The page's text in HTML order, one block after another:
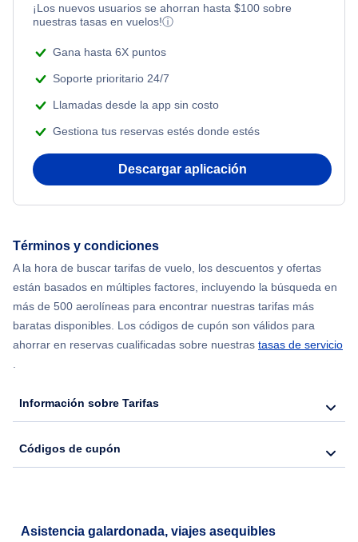
Flights Under $99
Flights Under $199
¡Los nuevos usuarios se ahorran hasta $100 sobre
nuestras tasas en vuelos!ⓘ
Gana hasta 6X puntos
Soporte prioritario 24/7
Llamadas desde la app sin costo
Gestiona tus reservas estés donde estés
Descargar aplicación
Términos y condiciones
A la hora de buscar tarifas de vuelo, los descuentos y ofertas
están basados en múltiples factores, incluyendo la búsqueda en
más de 500 aerolíneas para encontrar nuestras tarifas más
baratas disponibles. Los códigos de cupón son válidos para
ahorrar en reservas cualificadas sobre nuestras tasas de servicio
.
Información sobre Tarifas
Códigos de cupón
Asistencia galardonada, viajes asequibles